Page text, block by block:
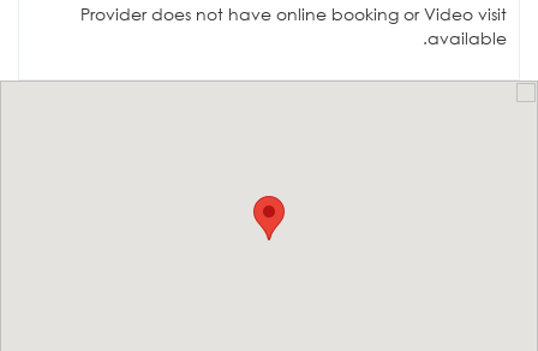
Provider does not have online booking or Video visit
available.